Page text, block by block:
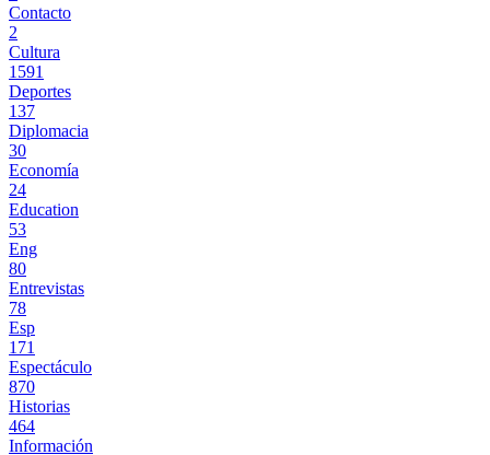
Contacto
2
Cultura
1591
Deportes
137
Diplomacia
30
Economía
24
Education
53
Eng
80
Entrevistas
78
Esp
171
Espectáculo
870
Historias
464
Información